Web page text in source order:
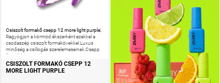
Csiszolt formakő csepp 12 more light purple:
Ragyogjon a körmöd ékszerként ezekkel a
csodaszép csiszolt formakövekkel.Luxus
minőség a csillogás szerelemeseinek.Csepp
formájú körömdísz.
CSISZOLT FORMAKŐ CSEPP 12
MORE LIGHT PURPLE